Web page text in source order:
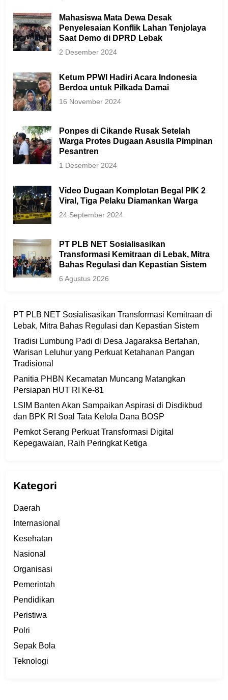
Mahasiswa Mata Dewa Desak
Penyelesaian Konflik Lahan Tenjolaya
Saat Demo di DPRD Lebak
2 Desember 2024
Ketum PPWI Hadiri Acara Indonesia
Berdoa untuk Pilkada Damai
16 November 2024
Ponpes di Cikande Rusak Setelah
Warga Protes Dugaan Asusila Pimpinan
Pesantren
1 Desember 2024
Video Dugaan Komplotan Begal PIK 2
Viral, Tiga Pelaku Diamankan Warga
24 September 2024
PT PLB NET Sosialisasikan
Transformasi Kemitraan di Lebak, Mitra
Bahas Regulasi dan Kepastian Sistem
6 Agustus 2026
PT PLB NET Sosialisasikan Transformasi Kemitraan di
Lebak, Mitra Bahas Regulasi dan Kepastian Sistem
Tradisi Lumbung Padi di Desa Jagaraksa Bertahan,
Warisan Leluhur yang Perkuat Ketahanan Pangan
Tradisional
Panitia PHBN Kecamatan Muncang Matangkan
Persiapan HUT RI Ke-81
LSIM Banten Akan Sampaikan Aspirasi di Disdikbud
dan BPK RI Soal Tata Kelola Dana BOSP
Pemkot Serang Perkuat Transformasi Digital
Kepegawaian, Raih Peringkat Ketiga
Kategori
Daerah
Internasional
Kesehatan
Nasional
Organisasi
Pemerintah
Pendidikan
Peristiwa
Polri
Sepak Bola
Teknologi